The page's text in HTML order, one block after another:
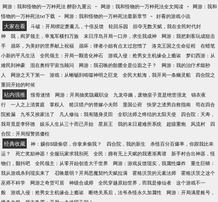
网游：我和怪物的一万种死法 醉卧九重云 - 网游：我和怪物的一万种死法全文阅读 -
网游：我和
怪物的一万种死法txt下载 - 网游：我和怪物的一万种死法最新章节 - 好看的游戏小说
大家在看 斗破：开局绑定萧薰儿，十倍反馈 轮回乐园
掠夺无数天赋，我在全民时代封
神
我，阎罗领主，率鬼军横扫万族 末日浮岛开局一口井，求生我成神
网游：我把刺客玩成狙击
手
崩坏，为美好的世界献上祝福 崩坏：律者小姐有点太过怠惰了 洛克王国之生命征程
在蜡笔
小新的平凡生活
全民领主：开局一颗造化神石 游戏入侵：抢男女主机缘会上瘾诶
梦幻西游：从
难民到神豪
混在奥特宇宙当顾问 网游：我召唤的骷髅全是位面之子？
网游：我的治疗术能秒
人
网游之天下第一 游戏：从蜥蜴到啃噬神明之巨龙 全民大航海，我开局一条幽灵船
四合院之
重回开始的时候
站内强推 恨骨迷情 网游：开局抽奖隐藏职业 九龙夺嫡，废物皇子竟是绝世强龙
锦衣夜
行
一人之上清黄庭 掌权人 糙汉猎户的替嫁小夫郎 显国公府 快穿之渣男自救指南
苟在四合
院捡漏
九爷又挨家法了 凡人修仙：我有随身灵田 全职法师之终结的太阳天使
四合院：夭寿，
我哥竟是李怀德
娱乐人生从三十而已开始 星辰王 我的末日避难所系统 超级重炮 风流村
四
合院：开局报警抓傻柱
经典收藏 神：赐你S级偷窃，你拿来偷我？ 四合院，我的新生
杀怪百分百爆率，你跟我比幸
运？
死亡奖励神器！全服玩家求我别死 全民：拥有无上天赋的我逐渐离谱
新手村合出神器，怪
物们，颤抖吧
全民领主：从零开始创造大千世界 网游：游戏反馈现实，我属性爆炸
重生巨蟒：
我从游戏杀到现实来了
召唤最弱？开局恶魔契约天赋拉满 霍格沃茨的元素法师
霍格沃茨之这个
巫师不科学
网游之奇货可居 神级合成师 全民穿越原始世界，而我是修仙者
这个游戏不一
般
游戏入侵：抢男女主机缘会上瘾诶 断绝关系后，法爷杀怪永久加属性
网游：开局满星账号，